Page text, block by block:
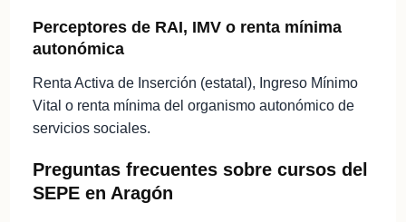
Perceptores de RAI, IMV o renta mínima
autonómica
Renta Activa de Inserción (estatal), Ingreso Mínimo
Vital o renta mínima del organismo autonómico de
servicios sociales.
Preguntas frecuentes sobre cursos del
SEPE en Aragón